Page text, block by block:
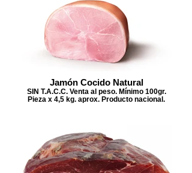
Jamón Cocido Natural
SIN T.A.C.C. Venta al peso. Mínimo 100gr.
Pieza x 4,5 kg. aprox. Producto nacional.